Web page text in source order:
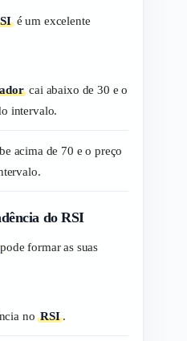
é um excelente
cai abaixo de 30 e o
intervalo.
acima de 70 e o preço
do RSI
pode formar as suas
noRSI.